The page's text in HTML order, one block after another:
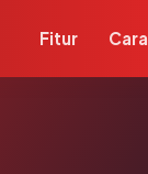
Fitur Cara